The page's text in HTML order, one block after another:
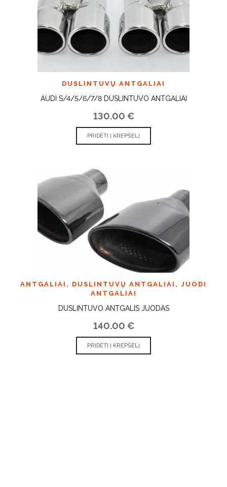
DUSLINTUVŲ ANTGALIAI
AUDI S/4/5/6/7/8 DUSLINTUVO ANTGALIAI
130.00 €
PRIDĖTI Į KREPŠELĮ
ANTGALIAI , DUSLINTUVŲ ANTGALIAI , JUODI
ANTGALIAI
DUSLINTUVO ANTGALIS JUODAS
140.00 €
PRIDĖTI Į KREPŠELĮ